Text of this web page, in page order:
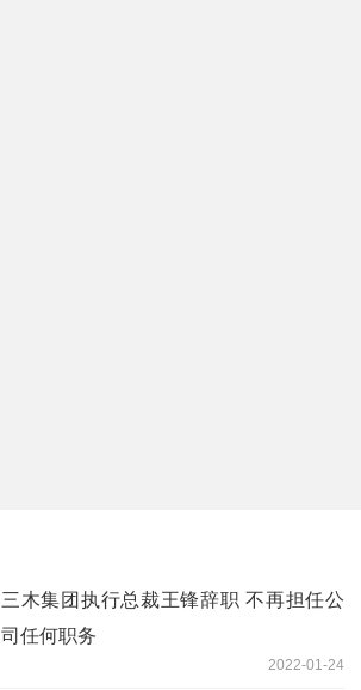
三木集团执行总裁王锋辞职 不再担任公
司任何职务
2022-01-24